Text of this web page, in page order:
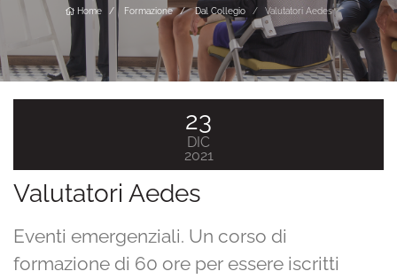
Home Formazione Dal Collegio Valutatori Aedes
Valutatori Aedes
Eventi emergenziali. Un corso di
formazione di 60 ore per essere iscritti
23
DIC
2021